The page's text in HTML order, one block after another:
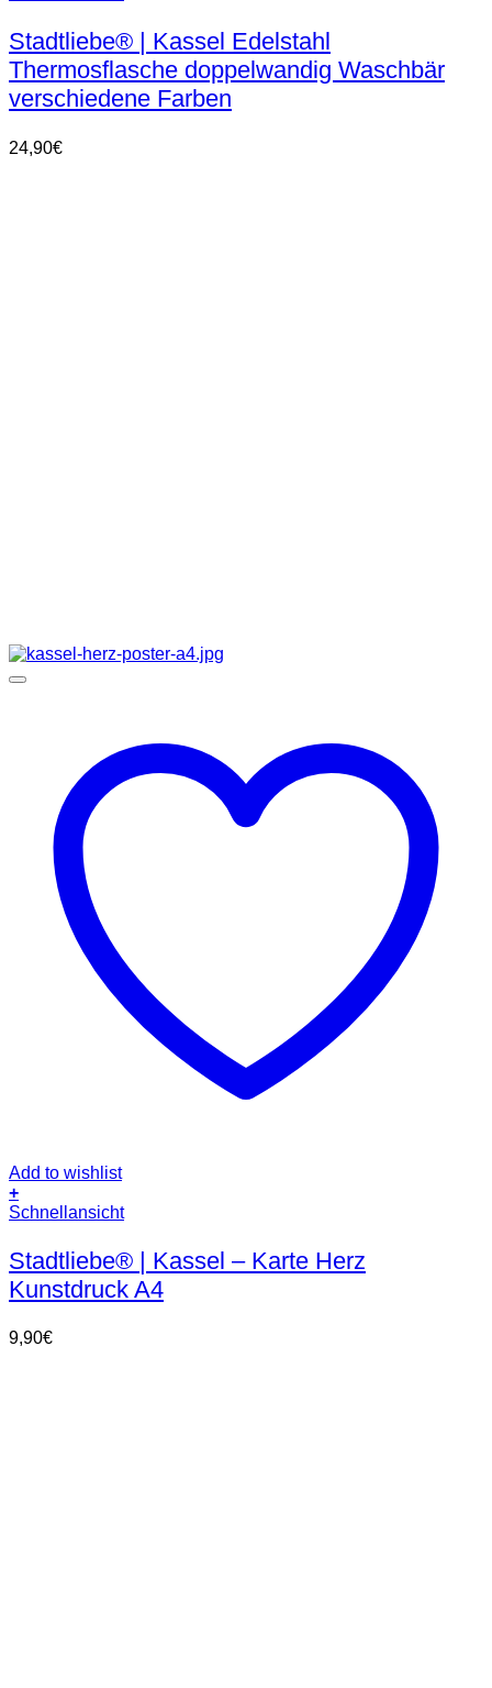
weist
mehrere
Varianten
auf.
Die
können
Stadtliebe® | Kassel Edelstahl
Thermosflasche doppelwandig Waschbär
verschiedene Farben
24,90€
Add to wishlist
+
Schnellansicht
Stadtliebe® | Kassel – Karte Herz
Kunstdruck A4
9,90€